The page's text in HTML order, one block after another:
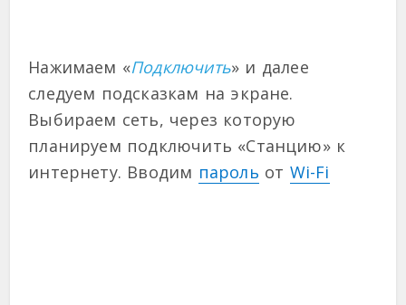
Нажимаем «Подключить» и далее
следуем подсказкам на экране.
Выбираем сеть, через которую
планируем подключить «Станцию» к
интернету. Вводим пароль от Wi-Fi